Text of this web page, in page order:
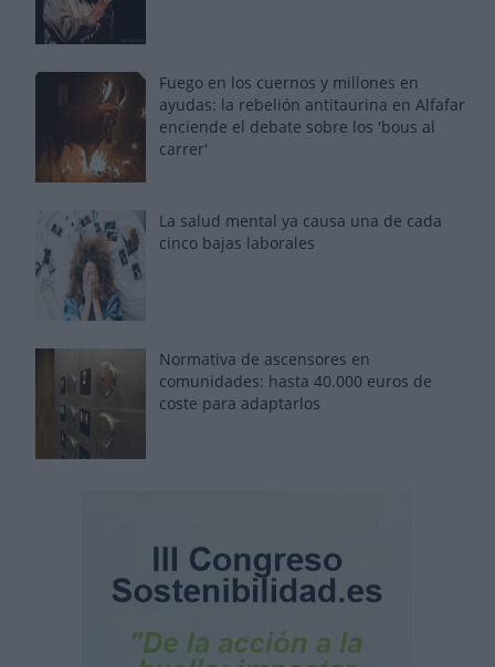
Fuego en los cuernos y millones en
ayudas: la rebelión antitaurina en Alfafar
enciende el debate sobre los 'bous al
carrer'
La salud mental ya causa una de cada
cinco bajas laborales
Normativa de ascensores en
comunidades: hasta 40.000 euros de
coste para adaptarlos